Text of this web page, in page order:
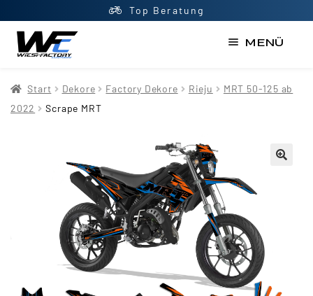
Top Beratung
MENÜ
AGB
Mein Konto
Newsletter
Shop
Start Dekore Factory Dekore Rieju
MRT 50-125 ab
2022
Scrape MRT